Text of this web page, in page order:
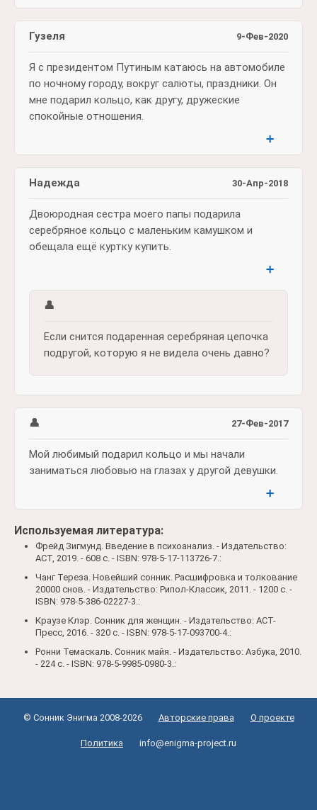
9-Фев-2020
Гузеля
Я с президентом Путиным катаюсь на автомобиле
по ночному городу, вокруг салюты, праздники. Он
мне подарил кольцо, как другу, дружеские
спокойные отношения.
➕
30-Апр-2018
Надежда
Двоюродная сестра моего папы подарила
серебряное кольцо с маленьким камушком и
обещала ещё куртку купить.
➕
👤
Если снится подаренная серебряная цепочка
подругой, которую я не видела очень давно?
27-Фев-2017
👤
Мой любимый подарил кольцо и мы начали
заниматься любовью на глазах у другой девушки.
➕
Используемая литература:
Фрейд Зигмунд. Введение в психоанализ. - Издательство:
АСТ, 2019. - 608 c. - ISBN: 978-5-17-113726-7.:
Чанг Тереза. Новейший сонник. Расшифровка и толкование
20000 снов. - Издательство: Рипол-Классик, 2011. - 1200 c. -
ISBN: 978-5-386-02227-3.:
Краузе Клэр. Сонник для женщин. - Издательство: АСТ-
Пресс, 2016. - 320 c. - ISBN: 978-5-17-093700-4.:
Ронни Темаскаль. Сонник майя. - Издательство: Азбука, 2010.
- 224 c. - ISBN: 978-5-9985-0980-3.:
© Сонник Энигма 2008-2026 Авторские права О проекте
Политика info@enigma-project.ru